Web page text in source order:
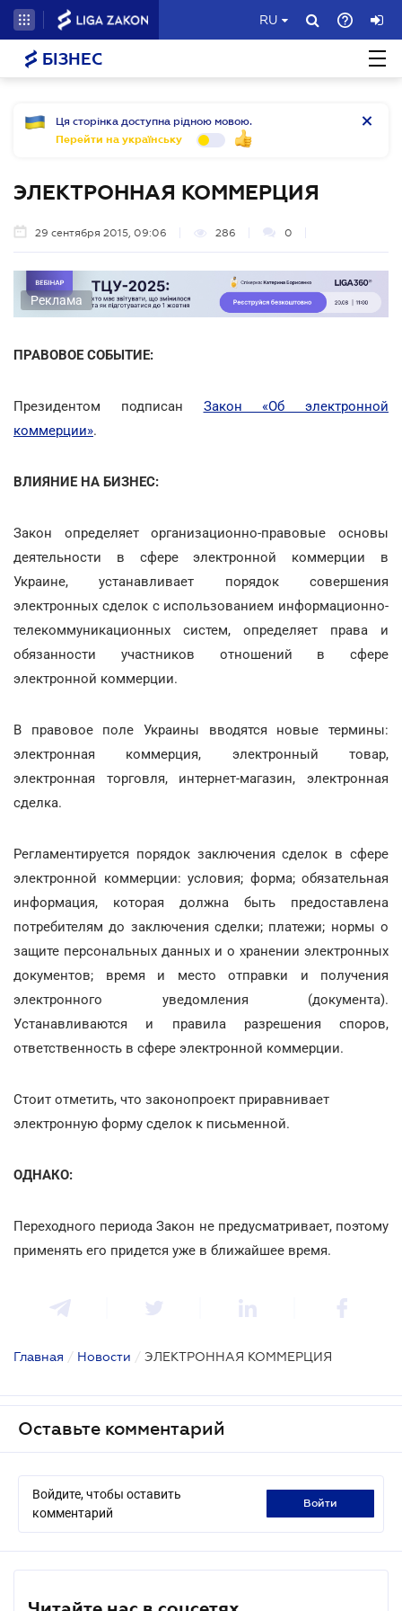
RU
БІЗНЕС
Ця сторінка доступна рідною мовою.
Перейти на українську
ЭЛЕКТРОННАЯ КОММЕРЦИЯ
29 сентября 2015, 09:06 286 0
Реклама
ПРАВОВОЕ СОБЫТИЕ:
Президентом подписан Закон «Об электронной
коммерции».
ВЛИЯНИЕ НА БИЗНЕС:
Закон определяет организационно-правовые основы
деятельности в сфере электронной коммерции в
Украине, устанавливает порядок совершения
электронных сделок с использованием информационно-
телекоммуникационных систем, определяет права и
обязанности участников отношений в сфере
электронной коммерции.
В правовое поле Украины вводятся новые термины:
электронная коммерция, электронный товар,
электронная торговля, интернет-магазин, электронная
сделка.
Регламентируется порядок заключения сделок в сфере
электронной коммерции: условия; форма; обязательная
информация, которая должна быть предоставлена
потребителям до заключения сделки; платежи; нормы о
защите персональных данных и о хранении электронных
документов; время и место отправки и получения
электронного уведомления (документа).
Устанавливаются и правила разрешения споров,
ответственность в сфере электронной коммерции.
Стоит отметить, что законопроект приравнивает
электронную форму сделок к письменной.
ОДНАКО:
Переходного периода Закон не предусматривает, поэтому
применять его придется уже в ближайшее время.
Главная / Новости / ЭЛЕКТРОННАЯ КОММЕРЦИЯ
Оставьте комментарий
Войдите, чтобы оставить
комментарий
войти